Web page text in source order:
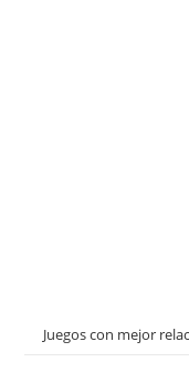
Juegos con mejor